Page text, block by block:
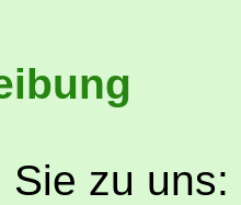
Sie zu uns: